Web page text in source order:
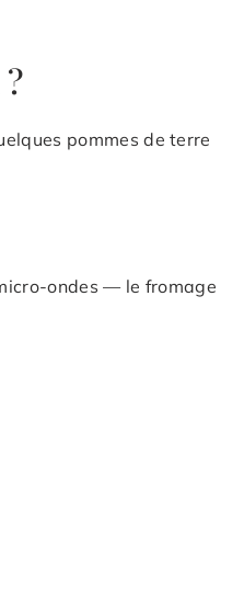
pommes de terre
ondes — le fromage